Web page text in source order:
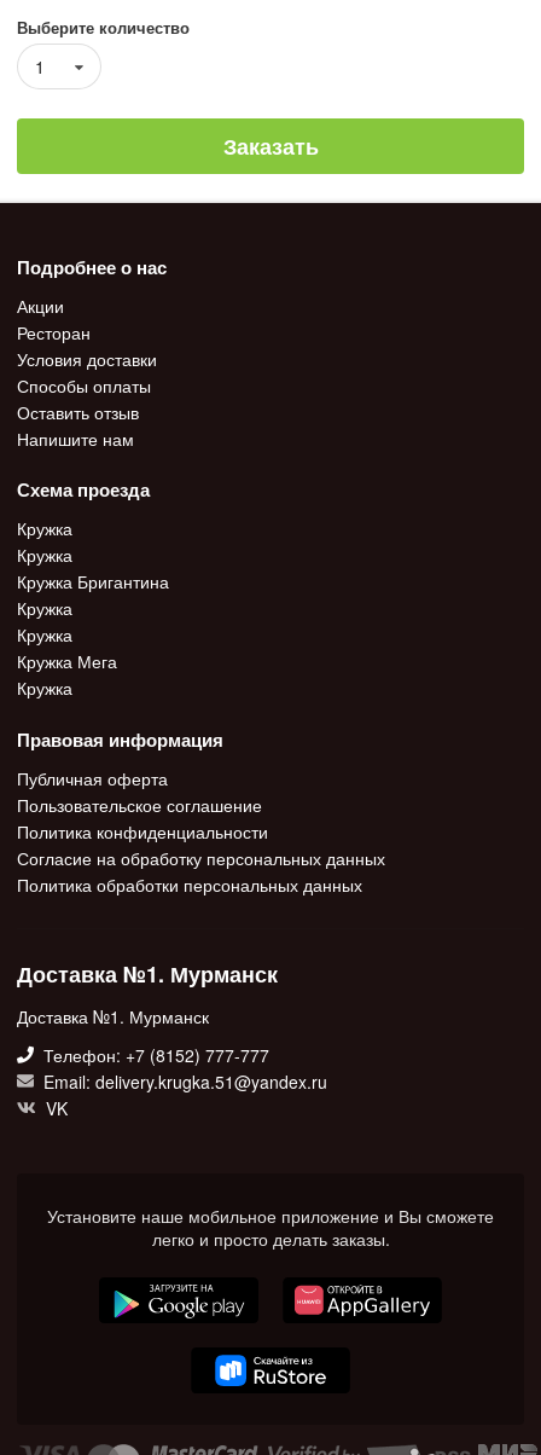
Выберите количество
1
Заказать
Подробнее о нас
Акции
Ресторан
Условия доставки
Способы оплаты
Оставить отзыв
Напишите нам
Схема проезда
Кружка
Кружка
Кружка Бригантина
Кружка
Кружка
Кружка Мега
Кружка
Правовая информация
Публичная оферта
Пользовательское соглашение
Политика конфиденциальности
Согласие на обработку персональных данных
Политика обработки персональных данных
Доставка №1. Мурманск
Доставка №1. Мурманск
Телефон: +7 (8152) 777-777
Email: delivery.krugka.51@yandex.ru
VK
Установите наше мобильное приложение и Вы сможете
легко и просто делать заказы.